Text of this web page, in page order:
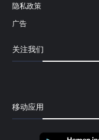
隐私政策
广告
关注我们
移动应用